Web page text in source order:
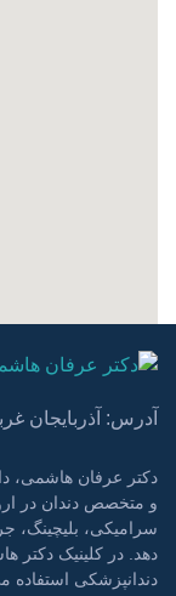
آدرس: آذربایجان
دکتر عرفان هاشمی،
و متخصص دندان در
سرامیکی، بلیچینگ،
دهد. در کلینیک دکتر
دندانپزشکی استفاده